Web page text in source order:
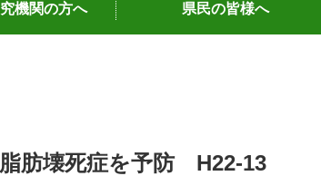
機関の方へ
果
状況（特許）
状況（品種）
為への対応
の対応
県民の皆様へ
作物や園芸に関する新技術
畜産に関する新技術
森林林業に関する新技術
病害虫に関する新技術
食品加工に関する新技術
水産に関する新技術
作物や園芸に関する豆知識
病害虫に関する豆知識
畜産に関する豆知識
水産に関する豆知識
バイテク・農業環境・機械関係
食品加工に関する豆知識
森林林業に関する豆知識
脂肪壊死症を予防 H22-13